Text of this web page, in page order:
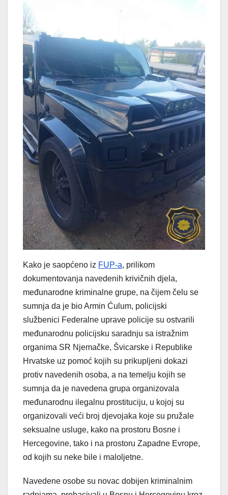
Kako je saopćeno iz FUP-a, prilikom
dokumentovanja navedenih krivičnih djela,
međunarodne kriminalne grupe, na čijem čelu se
sumnja da je bio Armin Ćulum, policijski
službenici Federalne uprave policije su ostvarili
međunarodnu policijsku saradnju sa istražnim
organima SR Njemačke, Švicarske i Republike
Hrvatske uz pomoć kojih su prikupljeni dokazi
protiv navedenih osoba, a na temelju kojih se
sumnja da je navedena grupa organizovala
međunarodnu ilegalnu prostituciju, u kojoj su
organizovali veći broj djevojaka koje su pružale
seksualne usluge, kako na prostoru Bosne i
Hercegovine, tako i na prostoru Zapadne Evrope,
od kojih su neke bile i maloljetne.
Navedene osobe su novac dobijen kriminalnim